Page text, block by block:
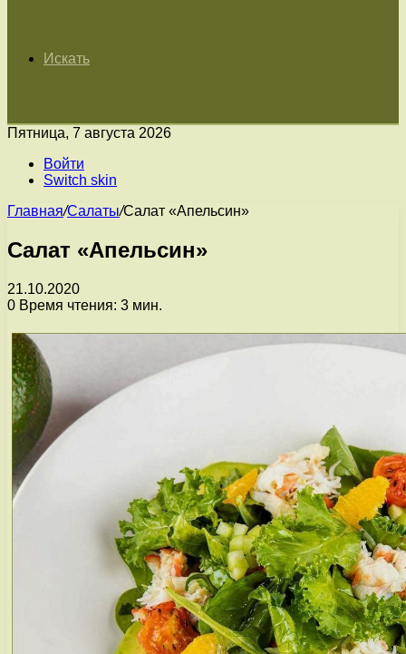
Искать
Пятница, 7 августа 2026
Войти
Switch skin
Главная/Салаты/Салат «Апельсин»
Салат «Апельсин»
21.10.2020
0 Время чтения: 3 мин.